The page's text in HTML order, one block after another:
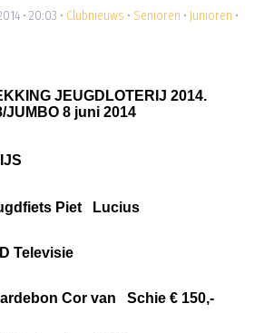
• 20:03 • Clubnieuws • Senioren • Junioren •
JEUGDLOTERIJ 2014.
JUMBO 8 juni 2014
Piet Lucius
Televisie
Cor van Schie € 150,-